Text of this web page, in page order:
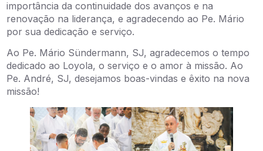
importância da continuidade dos avanços e na
renovação na liderança, e agradecendo ao Pe. Mário
por sua dedicação e serviço.
Ao Pe. Mário Sündermann, SJ, agradecemos o tempo
dedicado ao Loyola, o serviço e o amor à missão. Ao
Pe. André, SJ, desejamos boas-vindas e êxito na nova
missão!